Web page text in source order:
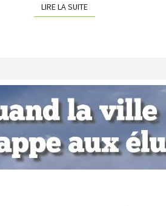
LIRE LA SUITELIRE LA SUITE